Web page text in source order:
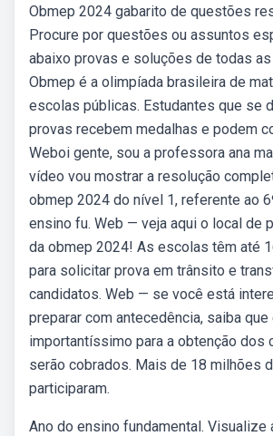
Obmep 2024 gabarito de questões
Procure por questões ou assuntos
abaixo provas e soluções de todas
Obmep é a olimpíada brasileira de
escolas públicas. Estudantes que se
provas recebem medalhas e podem
Weboi gente, sou a professora ana
vídeo vou mostrar a resolução
obmep 2024 do nível 1, referente ao
ensino fu. Web — veja aqui o local de
da obmep 2024! As escolas têm até
para solicitar prova em trânsito e
candidatos. Web — se você está
preparar com antecedência, saiba
importantíssimo para a obtenção dos
serão cobrados. Mais de 18 milhões
participaram.
Ano do ensino fundamental. Visualize